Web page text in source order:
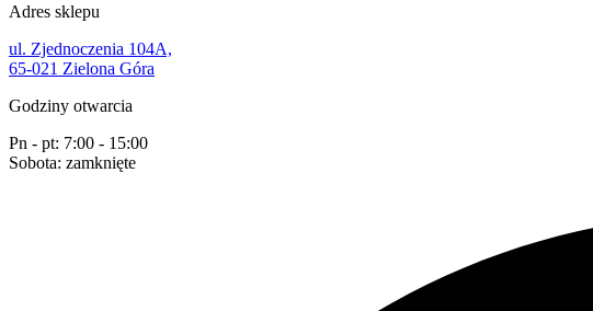
Adres sklepu
ul. Zjednoczenia 104A,
65-021 Zielona Góra
Godziny otwarcia
Pn - pt: 7:00 - 15:00
Sobota: zamknięte